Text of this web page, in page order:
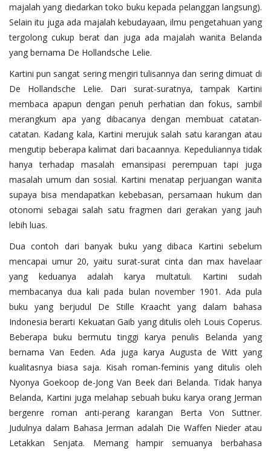
majalah yang diedarkan toko buku kepada pelanggan langsung).
Selain itu juga ada majalah kebudayaan, ilmu pengetahuan yang
tergolong cukup berat dan juga ada majalah wanita Belanda
yang bernama De Hollandsche Lelie.
Kartini pun sangat sering mengiri tulisannya dan sering dimuat di
De Hollandsche Lelie. Dari surat-suratnya, tampak Kartini
membaca apapun dengan penuh perhatian dan fokus, sambil
merangkum apa yang dibacanya dengan membuat catatan-
catatan. Kadang kala, Kartini merujuk salah satu karangan atau
mengutip beberapa kalimat dari bacaannya. Kepeduliannya tidak
hanya terhadap masalah emansipasi perempuan tapi juga
masalah umum dan sosial. Kartini menatap perjuangan wanita
supaya bisa mendapatkan kebebasan, persamaan hukum dan
otonomi sebagai salah satu fragmen dari gerakan yang jauh
lebih luas.
Dua contoh dari banyak buku yang dibaca Kartini sebelum
mencapai umur 20, yaitu surat-surat cinta dan max havelaar
yang keduanya adalah karya multatuli. Kartini sudah
membacanya dua kali pada bulan november 1901. Ada pula
buku yang berjudul De Stille Kraacht yang dalam bahasa
Indonesia berarti Kekuatan Gaib yang ditulis oleh Louis Coperus.
Beberapa buku bermutu tinggi karya penulis Belanda yang
bernama Van Eeden. Ada juga karya Augusta de Witt yang
kualitasnya biasa saja. Kisah roman-feminis yang ditulis oleh
Nyonya Goekoop de-Jong Van Beek dari Belanda. Tidak hanya
Belanda, Kartini juga melahap sebuah buku karya orang Jerman
bergenre roman anti-perang karangan Berta Von Suttner.
Judulnya dalam Bahasa Jerman adalah Die Waffen Nieder atau
Letakkan Senjata. Memang hampir semuanya berbahasa